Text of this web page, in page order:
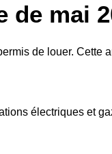
de mai
de louer. Cette
électriques et